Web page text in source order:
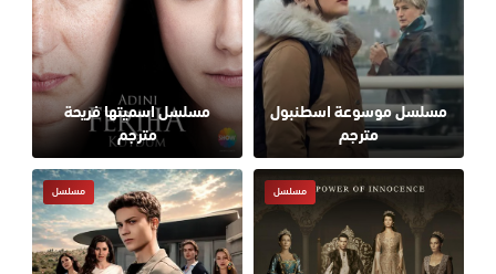
مسلسل موسوعة اسطنبول
مترجم
مسلسل اسميتها فريحة
مترجم
مسلسل مسلسل